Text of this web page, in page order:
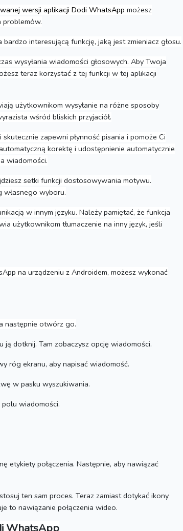
wersji aplikacji Dodi WhatsApp możesz
problemów.
interesującą funkcję, jaką jest zmieniacz głosu.
wysyłania wiadomości głosowych. Aby Twoja
teraz korzystać z tej funkcji w tej aplikacji
użytkownikom wysyłanie na różne sposoby
wśród bliskich przyjaciół.
zapewni płynność pisania i pomoże Ci
korektę i udostępnienie automatycznie
wiadomości.
setki funkcji dostosowywania motywu.
własnego wyboru.
w innym języku. Należy pamiętać, że funkcja
użytkownikom tłumaczenie na inny język, jeśli
na urządzeniu z Androidem, możesz wykonać
następnie otwórz go.
ją dotknij. Tam zobaczysz opcję wiadomości.
róg ekranu, aby napisać wiadomość.
w pasku wyszukiwania.
wiadomości.
etykiety połączenia. Następnie, aby nawiązać
ten sam proces. Teraz zamiast dotykać ikony
to nawiązanie połączenia wideo.
WhatsApp